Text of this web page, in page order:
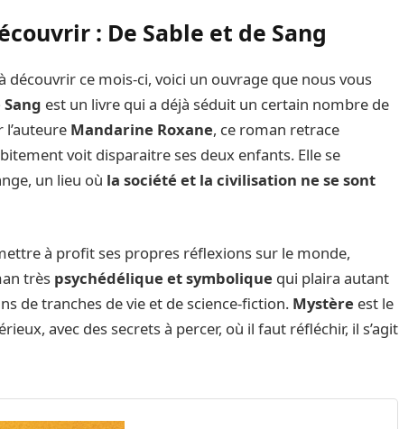
: De Sable et de Sang
découvrir ce mois-ci, voici un ouvrage que nous vous
est un livre qui a déjà séduit un certain nombre de
Mandarine Roxane, ce roman retrace
voit disparaitre ses deux enfants. Elle se
un lieu où la société et la civilisation ne se sont
à profit ses propres réflexions sur le monde,
très psychédélique et symbolique qui plaira autant
de tranches de vie et de science-fiction. Mystère est le
avec des secrets à percer, où il faut réfléchir, il s’agit